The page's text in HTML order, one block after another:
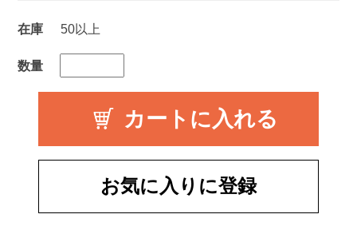
在庫 50以上
数量
お気に入りに登録